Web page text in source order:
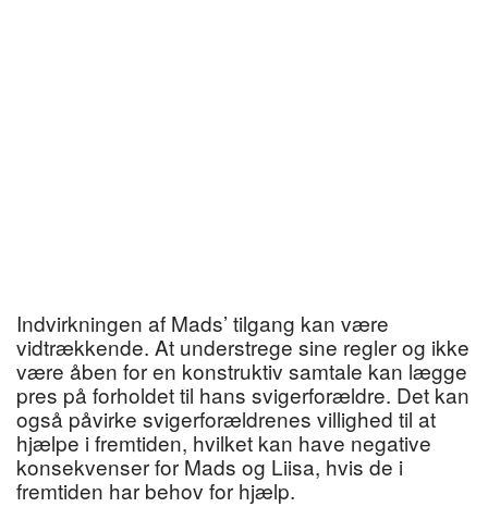
Indvirkningen af Mads’ tilgang kan være
vidtrækkende. At understrege sine regler og ikke
være åben for en konstruktiv samtale kan lægge
pres på forholdet til hans svigerforældre. Det kan
også påvirke svigerforældrenes villighed til at
hjælpe i fremtiden, hvilket kan have negative
konsekvenser for Mads og Liisa, hvis de i
fremtiden har behov for hjælp.